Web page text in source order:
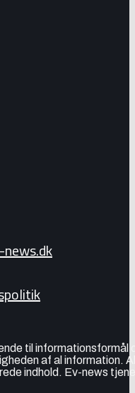
til
af al information.
indhold. Ev-news